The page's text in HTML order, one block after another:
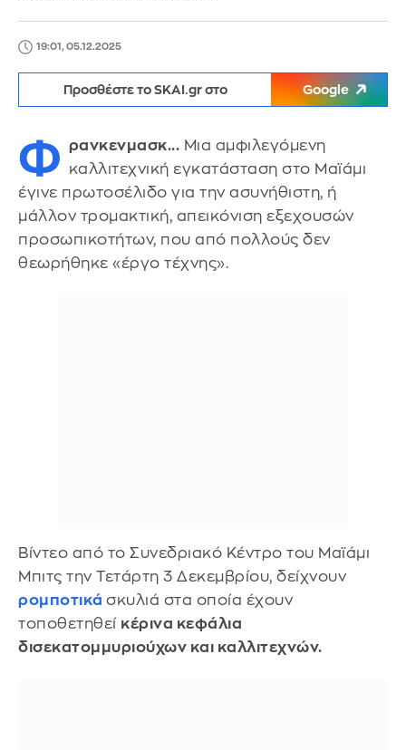
19:01, 05.12.2025
Προσθέστε το SKAI.gr στο Google
Φ ρανκενμασκ... Μια αμφιλεγόμενη
καλλιτεχνική εγκατάσταση στο Μαϊάμι
έγινε πρωτοσέλιδο για την ασυνήθιστη, ή
μάλλον τρομακτική, απεικόνιση εξεχουσών
προσωπικοτήτων, που από πολλούς δεν
θεωρήθηκε «έργο τέχνης».
Βίντεο από το Συνεδριακό Κέντρο του Μαϊάμι
Μπιτς την Τετάρτη 3 Δεκεμβρίου, δείχνουν
ρομποτικά σκυλιά στα οποία έχουν
τοποθετηθεί κέρινα κεφάλια
δισεκατομμυριούχων και καλλιτεχνών.